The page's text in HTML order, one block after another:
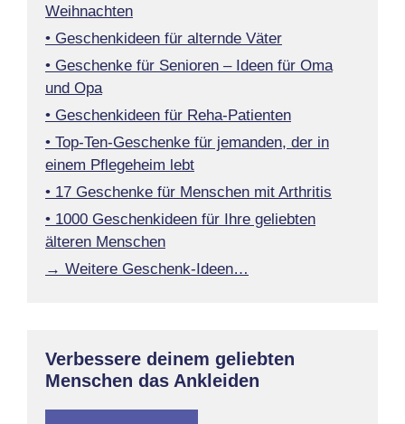
Weihnachten
• Geschenkideen für alternde Väter
• Geschenke für Senioren – Ideen für Oma
und Opa
• Geschenkideen für Reha-Patienten
• Top-Ten-Geschenke für jemanden, der in
einem Pflegeheim lebt
• 17 Geschenke für Menschen mit Arthritis
• 1000 Geschenkideen für Ihre geliebten
älteren Menschen
→ Weitere Geschenk-Ideen…
Verbessere deinem geliebten
Menschen das Ankleiden